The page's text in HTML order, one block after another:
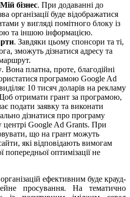
бізнес. При додаванні до
організації буде відображатися
у вигляді помітного блоку із
та іншою інформацією.
. Завдяки цьому спонсори та ті,
зможуть дізнатися адресу та
. Вона платна, проте, благодійні
програмою Google Ad
10 тисяч доларів на рекламу
отримати грант за програмою,
подати заявку та виконати
дізнатися про програму
Google Ad Grants. При
що на грант можуть
які відповідають вимогам
попередньої оптимізації не
ефективним буде крауд-
просування. На тематично